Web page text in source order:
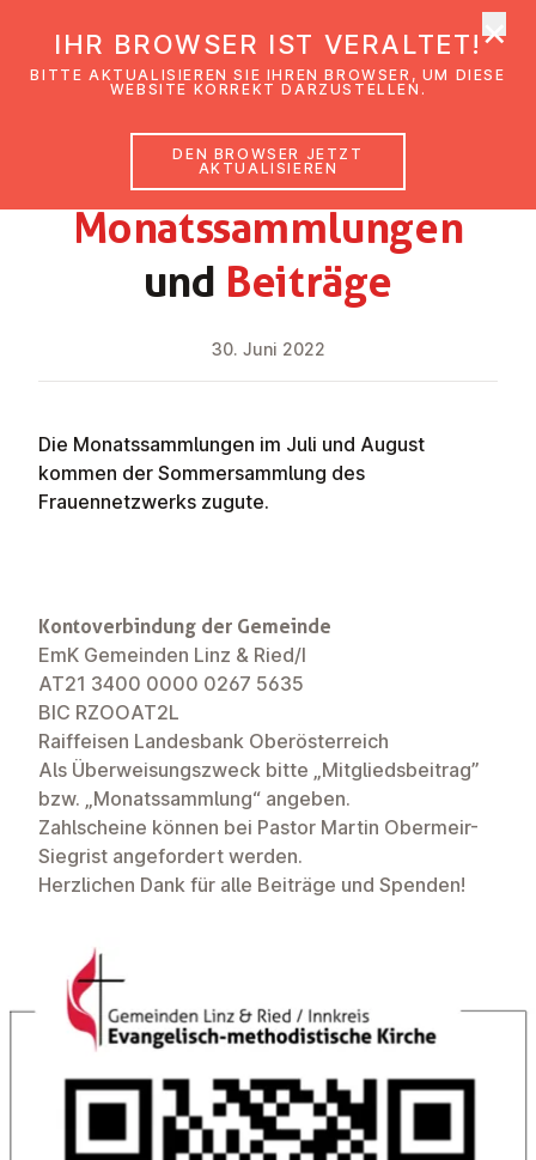
Mo­nats­samm­lun­gen
und Beiträge
NEWS
30. Juni 2022
Die Monatssammlungen im Juli und August
kommen der Sommersammlung des
Frauennetzwerks zugute.
Kontoverbindung der Gemeinde
EmK Gemeinden Linz & Ried/I
AT21 3400 0000 0267 5635
BIC RZOOAT2L
Raiffeisen Landesbank Oberösterreich
Als Überweisungszweck bitte „Mitgliedsbeitrag”
bzw. „Monatssammlung“ angeben.
Zahlscheine können bei Pastor Martin Obermeir-
Siegrist angefordert werden.
Herzlichen Dank für alle Beiträge und Spenden!
IHR BROWSER IST VERALTET!
BITTE AKTUALISIEREN SIE IHREN BROWSER, UM DIESE
WEBSITE KORREKT DARZUSTELLEN.
DEN BROWSER JETZT
AKTUALISIEREN
×